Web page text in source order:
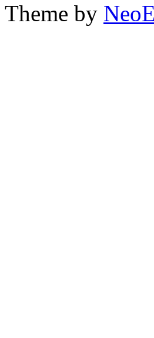
Theme by